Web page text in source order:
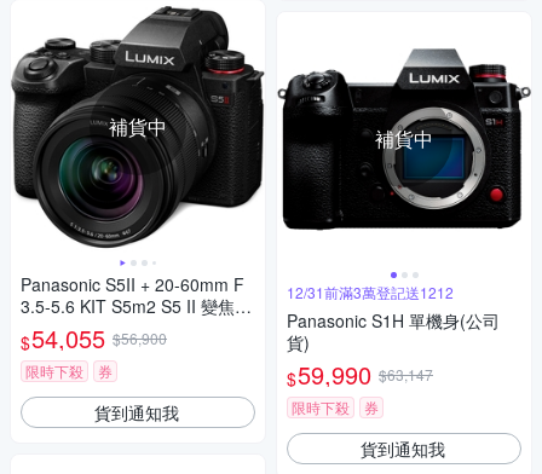
補貨中
Panasonic S5II + 20-60mm F
3.5-5.6 KIT S5m2 S5 II 變焦鏡
組 公司貨
$54,055 $56,900
限時下殺
券
貨到通知我
補貨中
12/31前滿3萬登記送1212
Panasonic S1H 單機身(公司
貨)
$59,990 $63,147
限時下殺
券
貨到通知我